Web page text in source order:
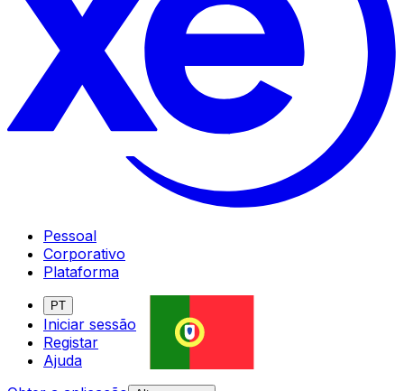
Pessoal
Corporativo
Plataforma
PT
Iniciar sessão
Registar
Ajuda